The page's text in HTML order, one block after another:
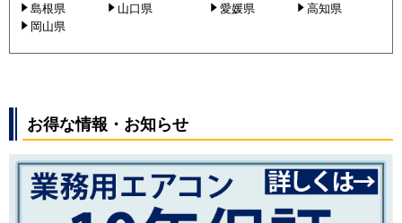
島根県
山口県
岡山県
愛媛県
高知県
お得な情報・お知らせ